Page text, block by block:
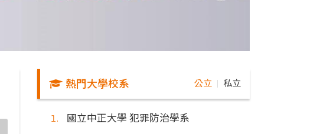
熱門大學校系 公立 私立
國立中正大學 犯罪防治學系